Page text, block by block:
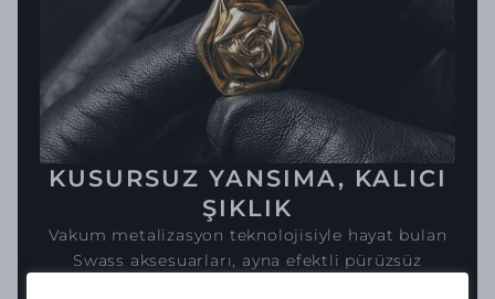
KUSURSUZ YANSIMA, KALICI
ŞIKLIK
Vakum metalizasyon teknolojisiyle hayat bulan
Swass aksesuarları, ayna efektli pürüzsüz